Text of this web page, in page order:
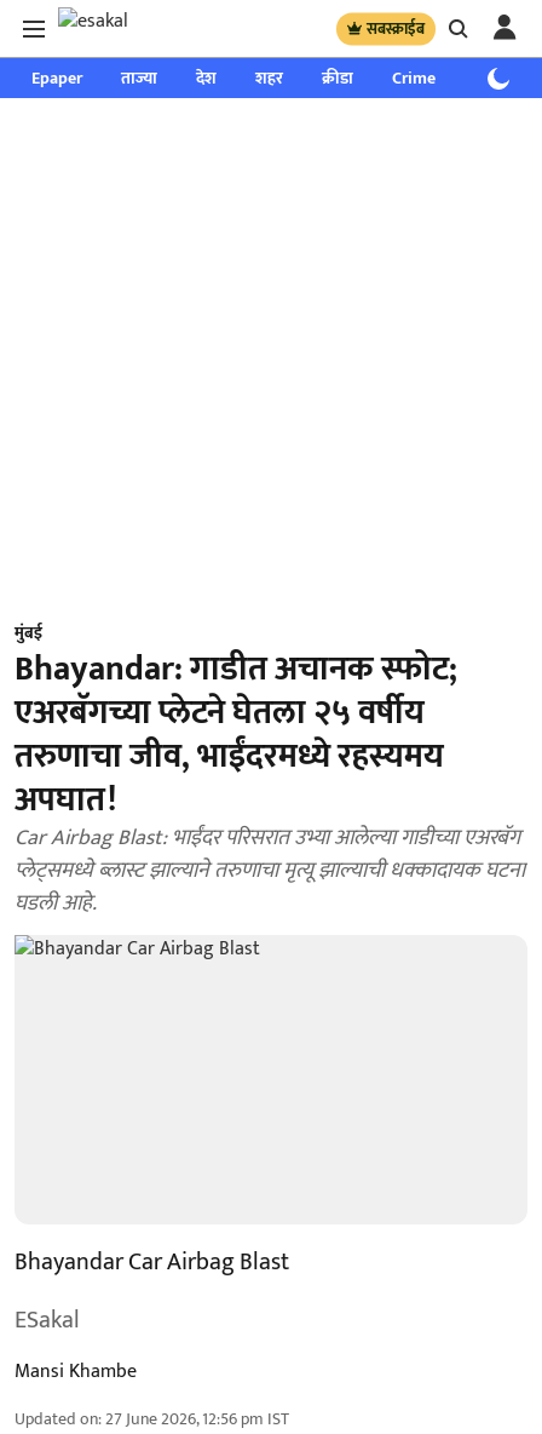
सबस्क्राईब
Epaper ताज्या देश शहर क्रीडा Crime साप्ताहिक
मुंबई
Bhayandar: गाडीत अचानक स्फोट;
एअरबॅगच्या प्लेटने घेतला २५ वर्षीय
तरुणाचा जीव, भाईंदरमध्ये रहस्यमय
अपघात!
Car Airbag Blast: भाईंदर परिसरात उभ्या आलेल्या गाडीच्या एअरबॅग
प्लेट्समध्ये ब्लास्ट झाल्याने तरुणाचा मृत्यू झाल्याची धक्कादायक घटना
घडली आहे.
Bhayandar Car Airbag Blast
ESakal
Mansi Khambe
Updated on:27 June 2026, 12:56 pm IST